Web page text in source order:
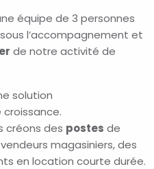
équipe de 3 personnes
l’accompagnement et
de notre activité de
solution
créons des postes de
magasiniers, des
en location courte durée.